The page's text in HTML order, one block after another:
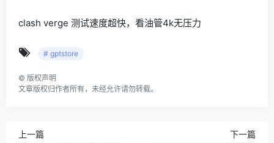
clash verge 测试速度超快，看油管4k无压力
# gptstore
© 版权声明
文章版权归作者所有，未经允许请勿转载。
上一篇 下一篇